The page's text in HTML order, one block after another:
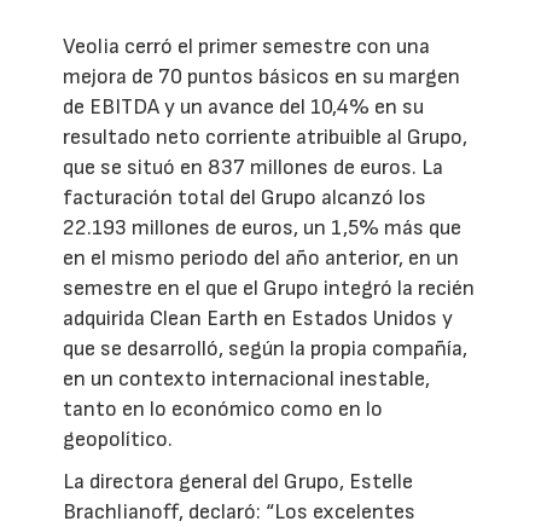
Veolia cerró el primer semestre con una
mejora de 70 puntos básicos en su margen
de EBITDA y un avance del 10,4% en su
resultado neto corriente atribuible al Grupo,
que se situó en 837 millones de euros. La
facturación total del Grupo alcanzó los
22.193 millones de euros, un 1,5% más que
en el mismo periodo del año anterior, en un
semestre en el que el Grupo integró la recién
adquirida Clean Earth en Estados Unidos y
que se desarrolló, según la propia compañía,
en un contexto internacional inestable,
tanto en lo económico como en lo
geopolítico.
La directora general del Grupo, Estelle
Brachlianoff, declaró: “Los excelentes